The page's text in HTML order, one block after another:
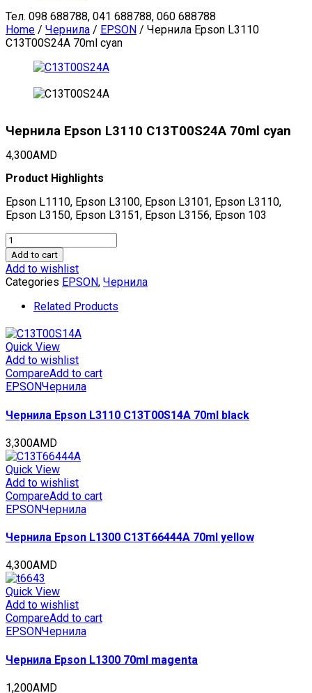
Тел. 098 688788, 041 688788, 060 688788
Home / Чернила / EPSON / Чернила Epson L3110
C13T00S24A 70ml cyan
Чернила Epson L3110 C13T00S24A 70ml cyan
4,300AMD
Product Highlights
Epson L1110, Epson L3100, Epson L3101, Epson L3110,
Epson L3150, Epson L3151, Epson L3156, Epson 103
Чернила
Epson
L3110
C13T00S24A
cyan
Add to cart
Add to wishlist
Categories EPSON, Чернила
Related Products
Quick View
Add to wishlist
CompareAdd to cart
EPSONЧернила
Чернила Epson L3110 C13T00S14A 70ml black
3,300AMD
Quick View
Add to wishlist
CompareAdd to cart
EPSONЧернила
Чернила Epson L1300 C13T66444A 70ml yellow
4,300AMD
Quick View
Add to wishlist
CompareAdd to cart
EPSONЧернила
Чернила Epson L1300 70ml magenta
1,200AMD